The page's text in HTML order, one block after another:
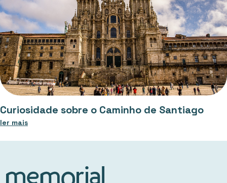
Curiosidade sobre o Caminho de Santiago
ler mais